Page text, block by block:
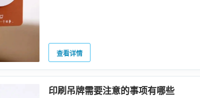
查看详情
印刷吊牌需要注意的事项有哪些